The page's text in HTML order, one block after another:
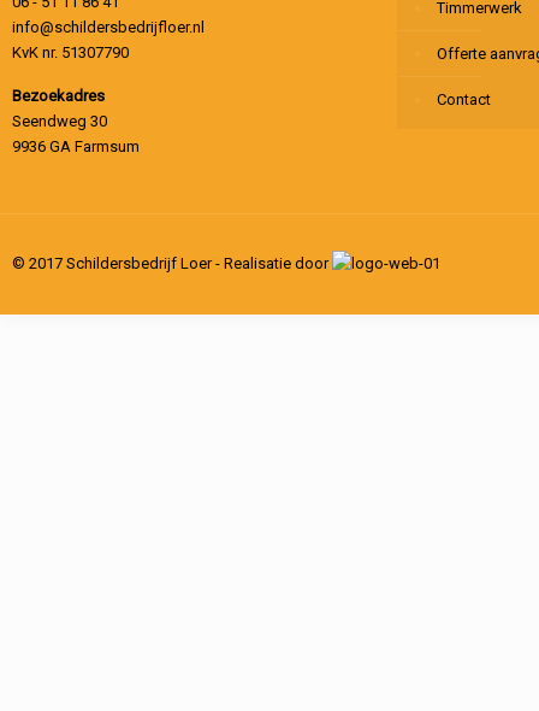
info@schildersbedrijfloer.nl
KvK nr. 51307790
Bezoekadres
Seendweg 30
9936 GA Farmsum
Timmerwerk
Offerte
Contact
© 2017 Schildersbedrijf Loer - Realisatie door